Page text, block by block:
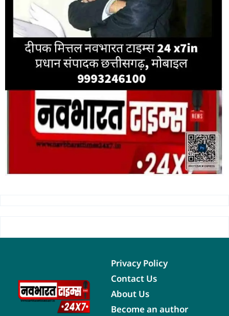
Privacy Policy
Contact Us
About Us
Become an author